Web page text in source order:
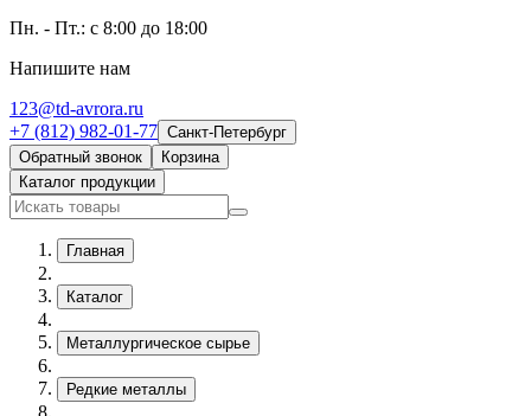
Пн. - Пт.: с 8:00 до 18:00
Напишите нам
123@td-avrora.ru
+7 (812) 982-01-77 Санкт-Петербург
Обратный звонок
Корзина
Каталог продукции
Главная
Каталог
Металлургическое сырье
Редкие металлы